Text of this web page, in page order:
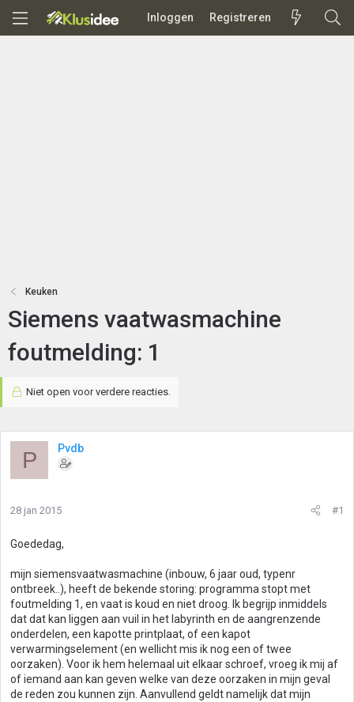
Inloggen Registreren
Keuken
Siemens vaatwasmachine
foutmelding: 1
Niet open voor verdere reacties.
P Pvdb
28 jan 2015 #1
Goededag,
mijn siemensvaatwasmachine (inbouw, 6 jaar oud, typenr
ontbreek..), heeft de bekende storing: programma stopt met
foutmelding 1, en vaat is koud en niet droog. Ik begrijp inmiddels
dat dat kan liggen aan vuil in het labyrinth en de aangrenzende
onderdelen, een kapotte printplaat, of een kapot
verwarmingselement (en wellicht mis ik nog een of twee
oorzaken). Voor ik hem helemaal uit elkaar schroef, vroeg ik mij af
of iemand aan kan geven welke van deze oorzaken in mijn geval
de reden zou kunnen zijn. Aanvullend geldt namelijk dat mijn